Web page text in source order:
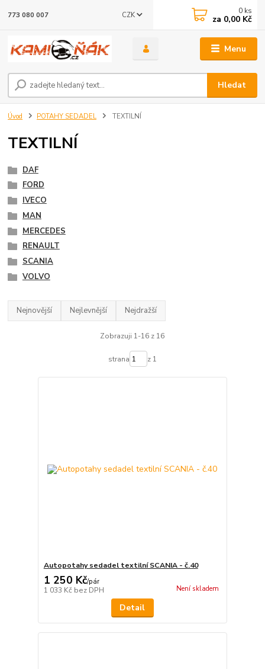
Menu
CZK
Hledat
773 080 007 0 ks
za 0,00 Kč
Úvod POTAHY SEDADEL TEXTILNÍ
TEXTILNÍ
DAF
FORD
IVECO
MAN
MERCEDES
RENAULT
SCANIA
VOLVO
Nejnovější Nejlevnější Nejdražší
Zobrazuji 1-16 z 16
strana z 1
Autopotahy sedadel textilní SCANIA - č.40
1 250 Kč/pár
1 033 Kč bez DPH Není skladem
Detail